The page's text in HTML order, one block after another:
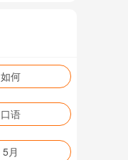
如何
口语
5月